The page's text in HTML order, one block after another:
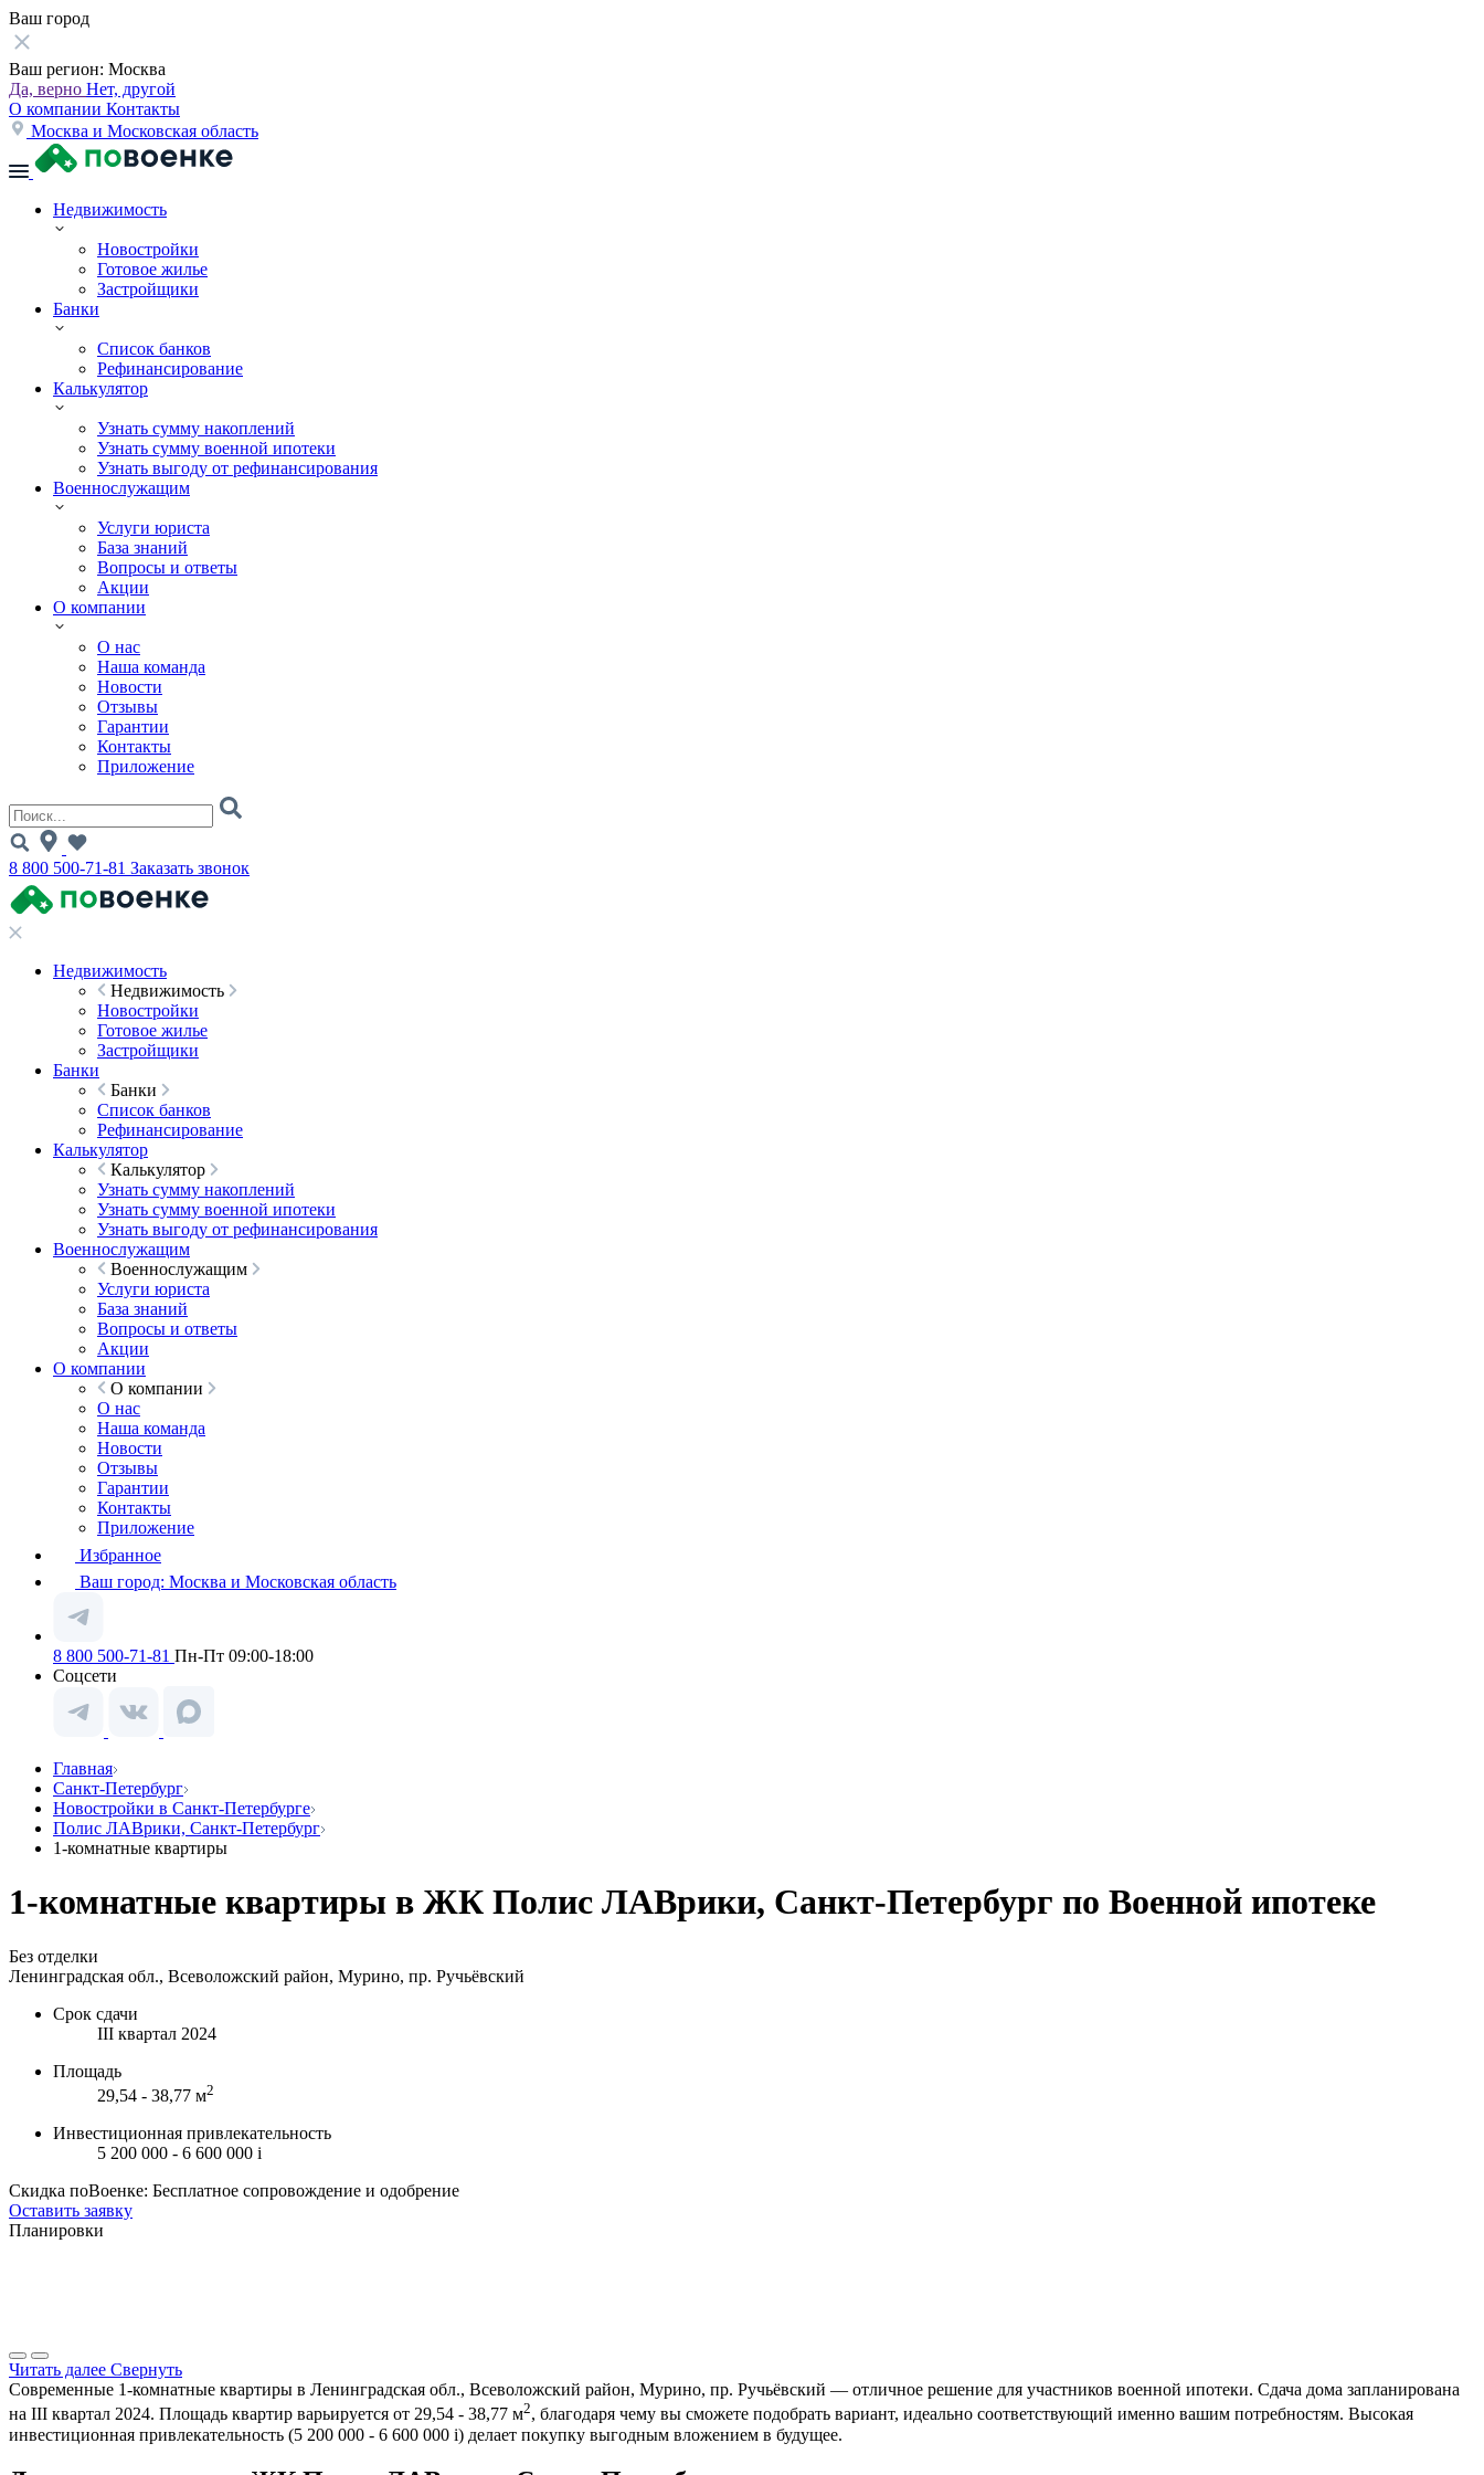
Ваш город
Ваш регион: Москва
Да, верно Нет, другой
О компании Контакты
Москва и Московская область
Недвижимость
Новостройки
Готовое жилье
Застройщики
Банки
Список банков
Рефинансирование
Калькулятор
Узнать сумму накоплений
Узнать сумму военной ипотеки
Узнать выгоду от рефинансирования
Военнослужащим
Услуги юриста
База знаний
Вопросы и ответы
Акции
О компании
О нас
Наша команда
Новости
Отзывы
Гарантии
Контакты
Приложение
8 800 500-71-81 Заказать звонок
Недвижимость
Недвижимость
Новостройки
Готовое жилье
Застройщики
Банки
Банки
Список банков
Рефинансирование
Калькулятор
Калькулятор
Узнать сумму накоплений
Узнать сумму военной ипотеки
Узнать выгоду от рефинансирования
Военнослужащим
Военнослужащим
Услуги юриста
База знаний
Вопросы и ответы
Акции
О компании
О компании
О нас
Наша команда
Новости
Отзывы
Гарантии
Контакты
Приложение
Избранное
Ваш город: Москва и Московская область
8 800 500-71-81 Пн-Пт 09:00-18:00
Соцсети
Главная
Санкт-Петербург
Новостройки в Санкт-Петербурге
Полис ЛАВрики, Санкт-Петербург
1-комнатные квартиры
1-комнатные квартиры в ЖК Полис ЛАВрики, Санкт-Петербург по Военной ипотеке
Без отделки
Ленинградская обл., Всеволожский район, Мурино, пр. Ручьёвский
Срок сдачи
III квартал 2024
Площадь
29,54 - 38,77 м2
Инвестиционная привлекательность
5 200 000 - 6 600 000 i
Скидка поВоенке: Бесплатное сопровождение и одобрение
Оставить заявку
Планировки
Читать далее Свернуть
Современные 1-комнатные квартиры в Ленинградская обл., Всеволожский район, Мурино, пр. Ручьёвский — отличное решение для участников военной ипотеки. Сдача дома запланирована
на III квартал 2024. Площадь квартир варьируется от 29,54 - 38,77 м2, благодаря чему вы сможете подобрать вариант, идеально соответствующий именно вашим потребностям. Высокая
инвестиционная привлекательность (5 200 000 - 6 600 000 i) делает покупку выгодным вложением в будущее.